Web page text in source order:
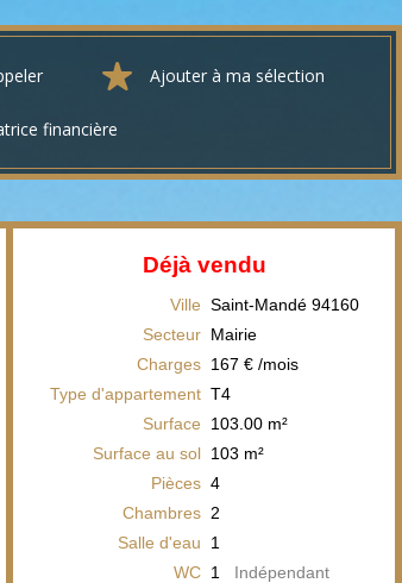
Ajouter à ma sélection
financière
Déjà vendu
Ville Saint-Mandé 94160
Secteur Mairie
Charges 167 € /mois
Type d'appartement T4
Surface
103.00 m²
Surface au sol 103 m²
Pièces 4
Chambres 2
Salle d'eau
1
WC 1 Indépendant